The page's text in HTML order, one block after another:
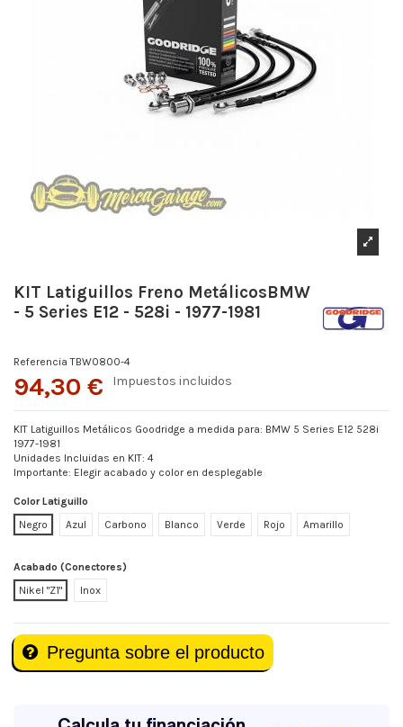
KIT Latiguillos Freno MetálicosBMW
- 5 Series E12 - 528i - 1977-1981
Referencia TBW0800-4
94,30 € Impuestos incluidos
KIT Latiguillos Metálicos Goodridge a medida para: BMW 5 Series E12 528i
1977-1981
Unidades Incluidas en KIT: 4
Importante: Elegir acabado y color en desplegable
Color Latiguillo
Negro
Azul Carbono Blanco Verde Rojo Amarillo
Acabado (Conectores)
Nikel "Z1"
Inox
Pregunta sobre el producto